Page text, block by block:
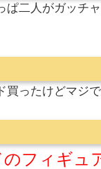
ぱ二人がガッチ
買ったけどマジ
フィギュ